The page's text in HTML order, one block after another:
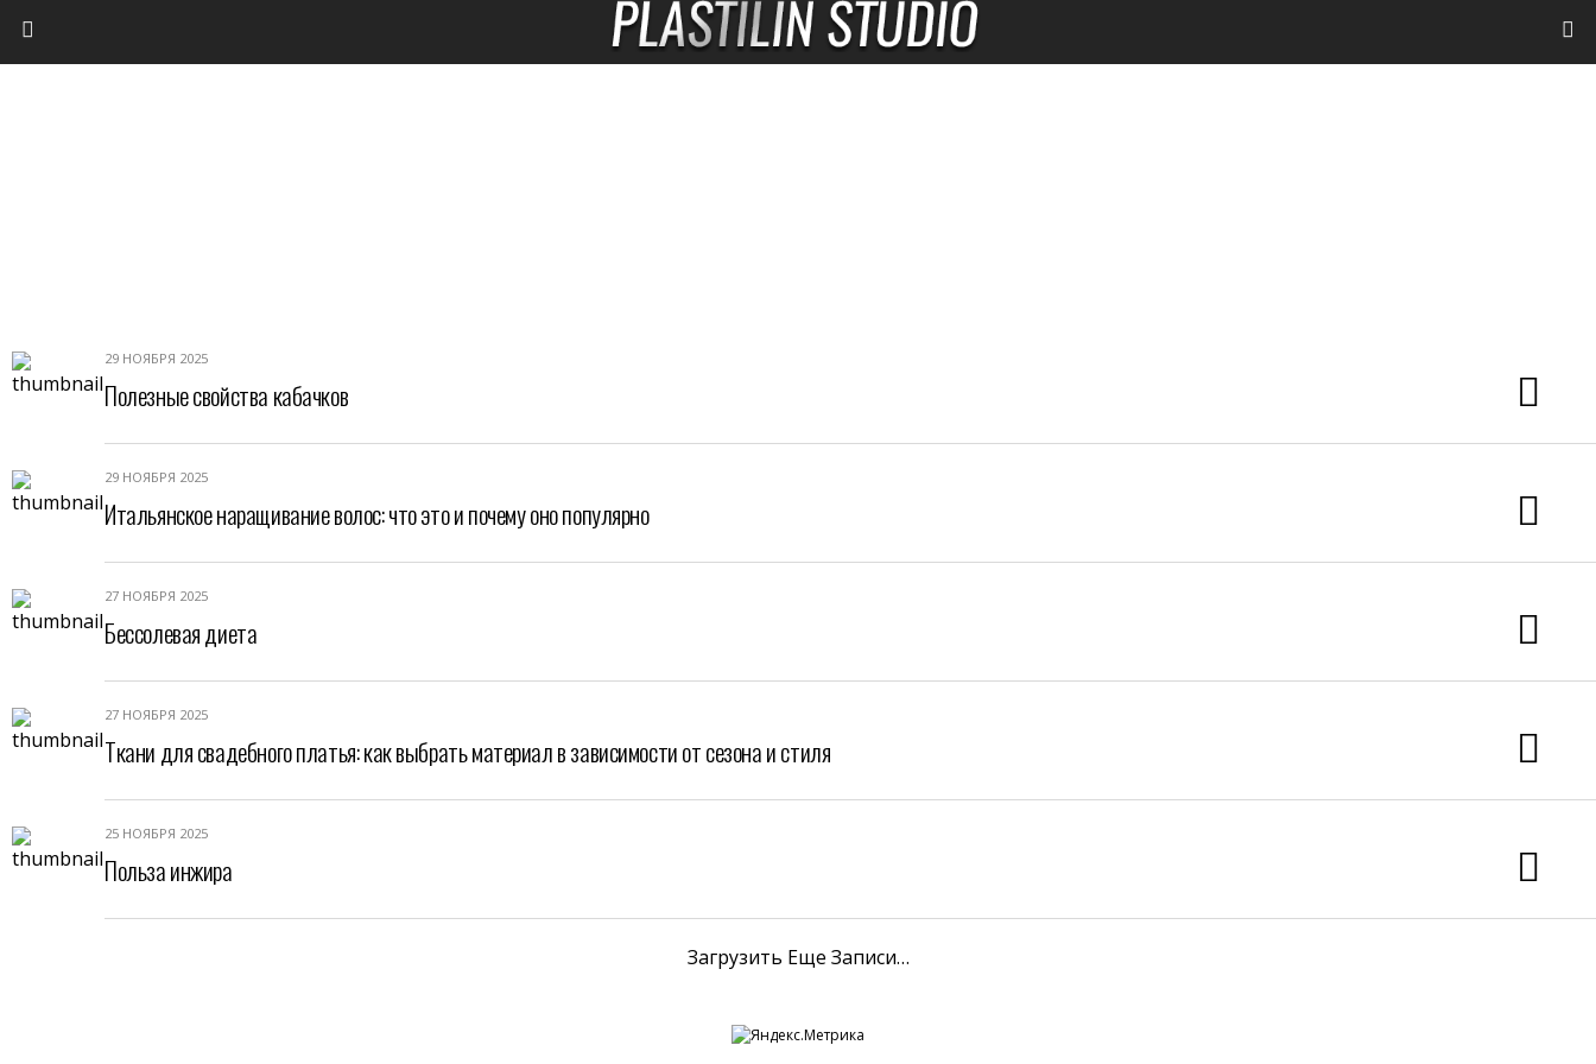
29 НОЯБРЯ 2025
Полезные свойства кабачков
29 НОЯБРЯ 2025
Итальянское наращивание волос: что это и почему оно популярно
27 НОЯБРЯ 2025
Бессолевая диета
27 НОЯБРЯ 2025
Ткани для свадебного платья: как выбрать материал в зависимости от сезона и стиля
25 НОЯБРЯ 2025
Польза инжира
Загрузить Еще Записи…